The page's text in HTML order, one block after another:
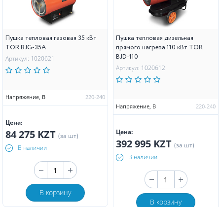
Пушка тепловая газовая 35 кВт
TOR BJG-35A
Артикул: 1020621
Напряжение, В 220-240
Цена:
84 275 KZT (за шт)
В наличии
В корзину
Пушка тепловая дизельная
прямого нагрева 110 кВт TOR
BJD-110
Артикул: 1020612
Напряжение, В 220-240
Цена:
392 995 KZT (за шт)
В наличии
В корзину